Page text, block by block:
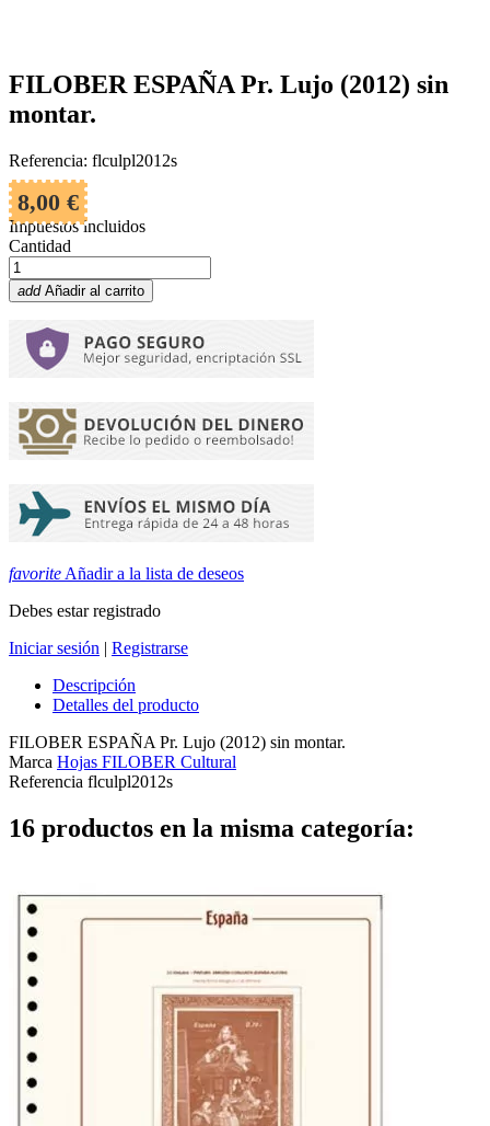
FILOBER ESPAÑA Pr. Lujo (2012) sin
montar.
Referencia: flculpl2012s
8,00 €
Impuestos incluidos
Cantidad
add Añadir al carrito
favorite Añadir a la lista de deseos
Debes estar registrado
Iniciar sesión | Registrarse
Descripción
Detalles del producto
FILOBER ESPAÑA Pr. Lujo (2012) sin montar.
Marca Hojas FILOBER Cultural
Referencia flculpl2012s
16 productos en la misma categoría: